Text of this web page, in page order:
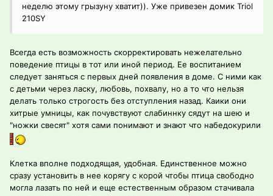
неделю этому грызуну хватит)). Уже привезен домик Triol
210SY
Всегда есть возможность скорректировать нежелательно
поведение птицы в тот или иной период. Ее воспитанием
следует заняться с первых дней появления в доме. С ними как
с детьми через ласку, любовь, похвалу, но а то что нельзя
делать только строгость без отступления назад. Каики они
хитрые умницы, как почувствуют слабиннку сядут на шею и
"ножки свесят" хотя сами понимают и знают что набедокурили
Клетка вполне подходящая, удобная. Единственное можно
сразу установить в нее корягу с корой чтобы птица свободно
могла лазать по ней и еще естественным образом стачивала